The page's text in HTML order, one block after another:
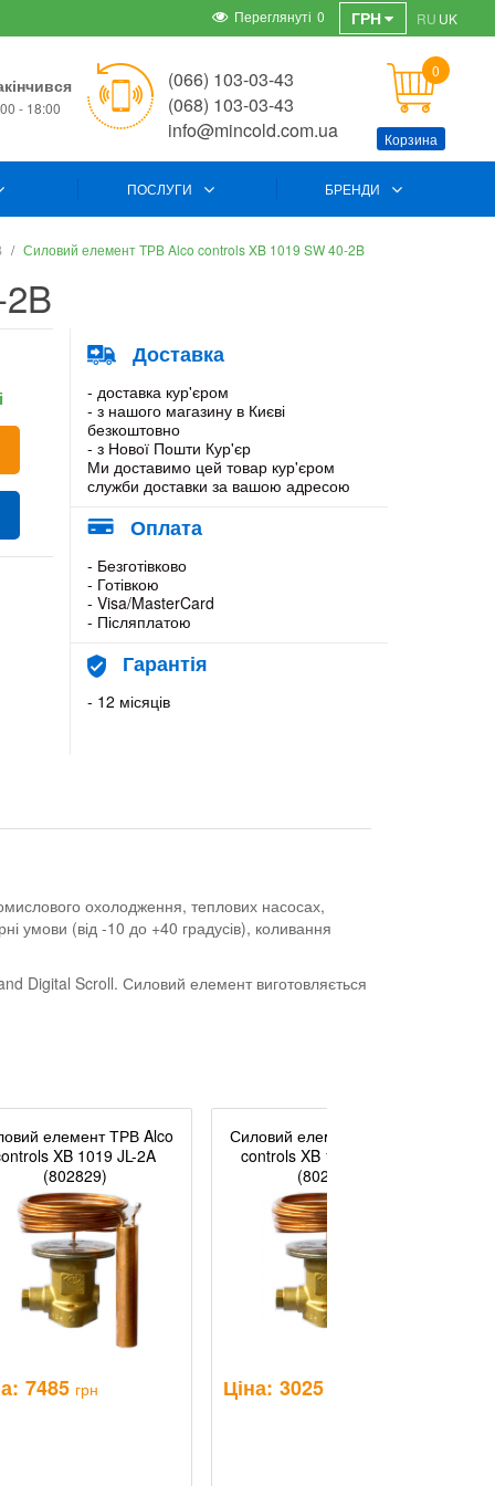
ГРН RU UK
Переглянуті 0
- 18:00
(066) 103-03-43
(068) 103-03-43
info@mincold.com.ua
0
Корзина
ПОСЛУГИ БРЕНДИ
Силовий елемент ТРВ Alco controls XB 1019 SW 40-2B
Доставка
- доставка кур'єром
- з нашого магазину в Києві
безкоштовно
- з Нової Пошти Кур'єр
Ми доставимо цей товар кур'єром
служби доставки за вашою адресою
Оплата
- Безготівково
- Готівкою
- Visa/MasterCard
- Післяплатою
Гарантія
- 12 місяців
охолодження, теплових насосах,
умови (від -10 до +40 градусів), коливання
Digital Scroll. Силовий елемент виготовляється
елемент ТРВ Alco
XB 1019 JL-2A
(802829)
7485 грн
Силовий елемент ТРВ Alco
controls XB 1019 MW-1B
(802947)
Ціна: 3025